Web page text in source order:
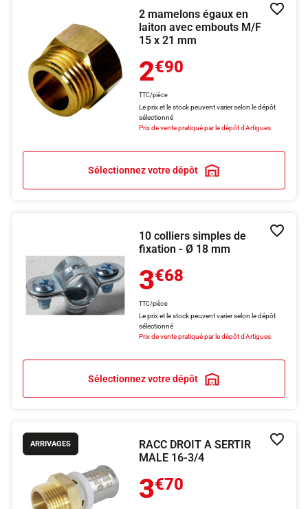
2 mamelons égaux en
laiton avec embouts M/F
15 x 21 mm
2€90
TTC/pièce
Le prix et le stock peuvent varier selon le dépôt
sélectionné
Prix de vente pratiqué par le dépôt d'Artigues.
Sélectionnez votre dépôt
10 colliers simples de
fixation - Ø 18 mm
3€68
TTC/pièce
Le prix et le stock peuvent varier selon le dépôt
sélectionné
Prix de vente pratiqué par le dépôt d'Artigues.
Sélectionnez votre dépôt
ARRIVAGES
RACC DROIT A SERTIR
MALE 16-3/4
3€70